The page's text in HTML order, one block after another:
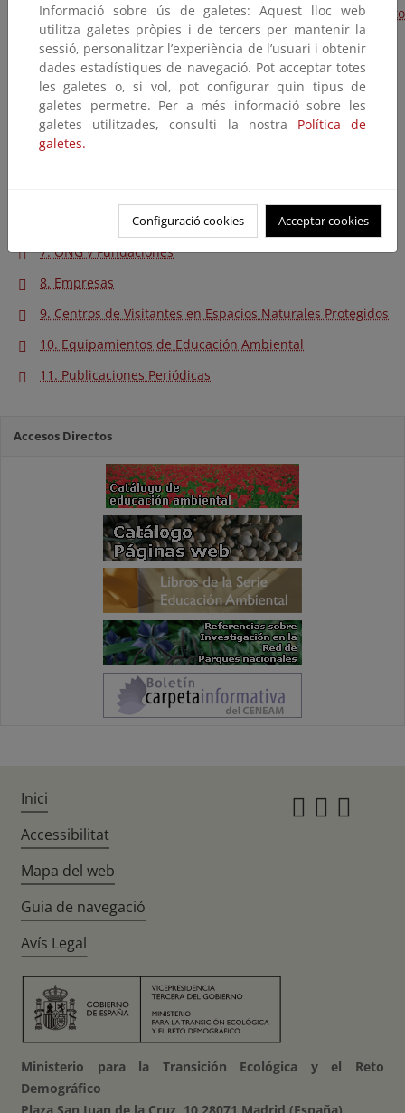
Agenda de Educación Ambiental 2006. Documento
completo
1. Administración del Estado
2. Administración Autonómica
3. Entidades Locales
6. Asociaciones de Educación Ambiental
7. ONG y Fundaciones
8. Empresas
9. Centros de Visitantes en Espacios Naturales Protegidos
10. Equipamientos de Educación Ambiental
11. Publicaciones Periódicas
Accesos Directos
Informació sobre ús de galetes: Aquest lloc web
utilitza galetes pròpies i de tercers per mantenir la
sessió, personalitzar l’experiència de l’usuari i obtenir
dades estadístiques de navegació. Pot acceptar totes
les galetes o, si vol, pot configurar quin tipus de
galetes permetre. Per a més informació sobre les
galetes utilitzades, consulti la nostra Política de
galetes.
Configuració cookies Acceptar cookies
Inici
Accessibilitat
Mapa del web
Guia de navegació
Avís Legal
Ministerio para la Transición Ecológica y el Reto
Demográfico